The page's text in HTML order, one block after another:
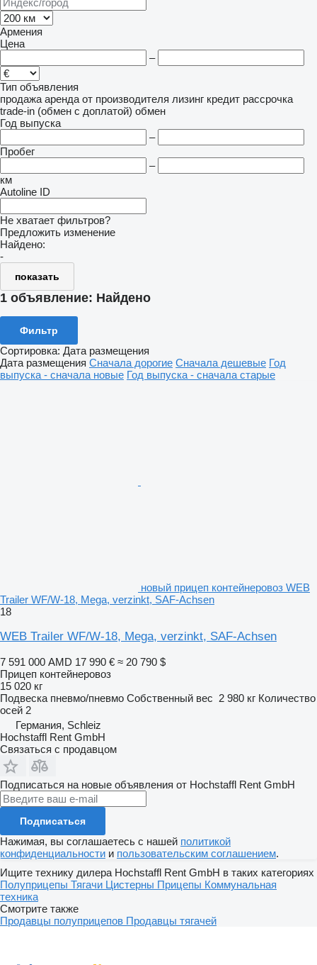
Армения
Цена
–
Тип объявления
продажа аренда от производителя лизинг кредит рассрочка
trade-in (обмен с доплатой) обмен
Год выпуска
–
Пробег
–
км
Autoline ID
Не хватает фильтров?
Предложить изменение
Найдено:
-
показать
1 объявление: Найдено
Фильтр
Сортировка: Дата размещения
Дата размещения Сначала дорогие Сначала дешевые Год
выпуска - сначала новые Год выпуска - сначала старые
новый прицеп контейнеровоз WEB
Trailer WF/W-18, Mega, verzinkt, SAF-Achsen
18
WEB Trailer WF/W-18, Mega, verzinkt, SAF-Achsen
7 591 000 AMD 17 990 € ≈ 20 790 $
Прицеп контейнеровоз
15 020 кг
Подвеска пневмо/пневмо Собственный вес 2 980 кг Количество
осей 2
Германия, Schleiz
Hochstaffl Rent GmbH
Связаться с продавцом
Подписаться на новые объявления от Hochstaffl Rent GmbH
Подписаться
Нажимая, вы соглашаетесь с нашей политикой
конфиденциальности и пользовательским соглашением.
Ищите технику дилера Hochstaffl Rent GmbH в таких категориях
Полуприцепы Тягачи Цистерны Прицепы Коммунальная
техника
Смотрите также
Продавцы полуприцепов Продавцы тягачей